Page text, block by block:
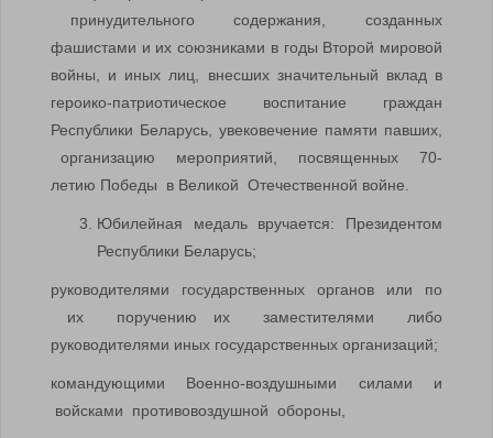
принудительного содержания, созданных
фашистами и их союзниками в годы Второй мировой
войны, и иных лиц, внесших значительный вклад в
героико-патриотическое воспитание граждан
Республики Беларусь, увековечение памяти павших,
организацию мероприятий, посвященных 70-
летию Победы в Великой Отечественной войне.
Юбилейная медаль вручается: Президентом
Республики Беларусь;
руководителями государственных органов или по
их поручению их заместителями либо
руководителями иных государственных организаций;
командующими Военно-воздушными силами и
войсками противовоздушной обороны,